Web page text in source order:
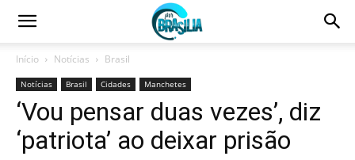
Início Notícias Brasil
Notícias Brasil Cidades Manchetes
‘Vou pensar duas vezes’, diz
‘patriota’ ao deixar prisão